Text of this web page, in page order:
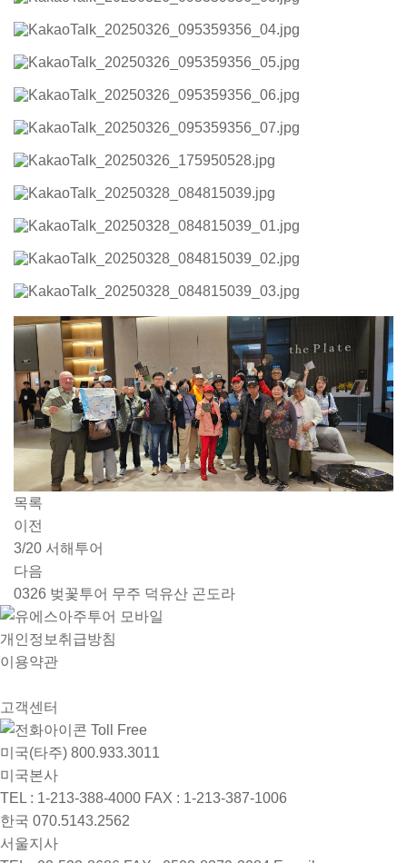
목록
이전
3/20 서해투어
다음
0326 벚꽃투어 무주 덕유산 곤도라
개인정보취급방침
이용약관
고객센터
Toll Free
미국(타주) 800.933.3011
미국본사
TEL : 1-213-388-4000 FAX : 1-213-387-1006
한국 070.5143.2562
서울지사